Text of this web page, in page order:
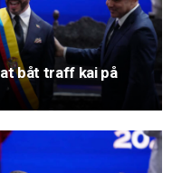
båt traff kai på